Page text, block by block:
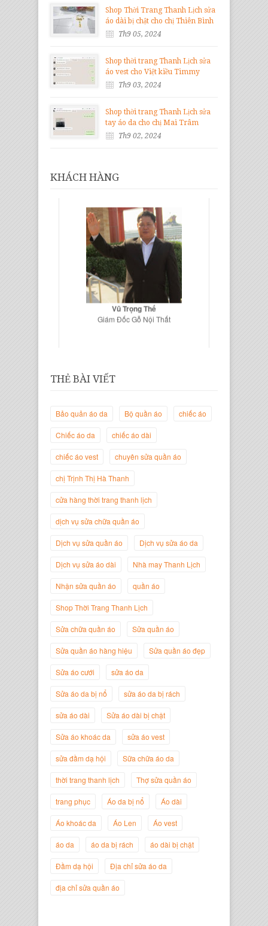
Shop Thời Trang Thanh Lịch sửa
áo dài bị chật cho chị Thiên Bình
Th9 05, 2024
Shop thời trang Thanh Lịch sửa
áo vest cho Việt kiều Timmy
Th9 03, 2024
Shop thời trang Thanh Lịch sửa
tay áo da cho chị Mai Trâm
Th9 02, 2024
KHÁCH HÀNG
Vũ Trọng Thế
Giám Đốc Gỗ Nội Thất
Giám Đốc Thương Hiệu Giày Thời
Nguyễn Minh Đức
Giám Đốc Công ty Cây Xanh Gia
Nguyễn
Nguyễn Đắc Định
THẺ BÀI VIẾT
Bảo quản áo da Bộ quần áo chiếc áo
Chiếc áo da chiếc áo dài
chiếc áo vest chuyên sửa quần áo
chị Trịnh Thị Hà Thanh
cửa hàng thời trang thanh lịch
dịch vụ sửa chữa quần áo
Dịch vụ sửa quần áo Dịch vụ sửa áo da
Dịch vụ sửa áo dài Nhà may Thanh Lịch
Nhận sửa quần áo quần áo
Shop Thời Trang Thanh Lịch
Sửa chữa quần áo Sửa quần áo
Sửa quần áo hàng hiệu Sửa quần áo đẹp
Sửa áo cưới sửa áo da
Sửa áo da bị nổ sửa áo da bị rách
sửa áo dài Sửa áo dài bị chật
Sửa áo khoác da sửa áo vest
sửa đầm dạ hội Sữa chữa áo da
thời trang thanh lịch Thợ sửa quần áo
trang phục Áo da bị nổ Áo dài
Áo khoác da Áo Len Áo vest
áo da áo da bị rách áo dài bị chật
Đầm dạ hội Địa chỉ sửa áo da
địa chỉ sửa quần áo